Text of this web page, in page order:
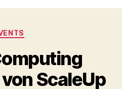
Categories
ScaleUp